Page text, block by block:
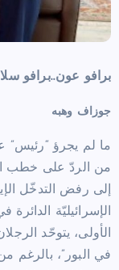
برافو عون..برافو
جوزاف وهبه
ما لم يجرؤ “رئيس”
من الردّ على خطب
إلى رفض التدخّل
الإسرائيليّة
الأولى، يتوحّد
في البور”، بالرغم